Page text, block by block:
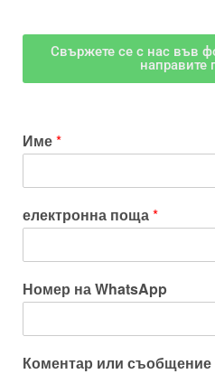
Свържете се с нас във
направите
Име*
електронна поща*
Номер на WhatsApp
Коментар или съобщение